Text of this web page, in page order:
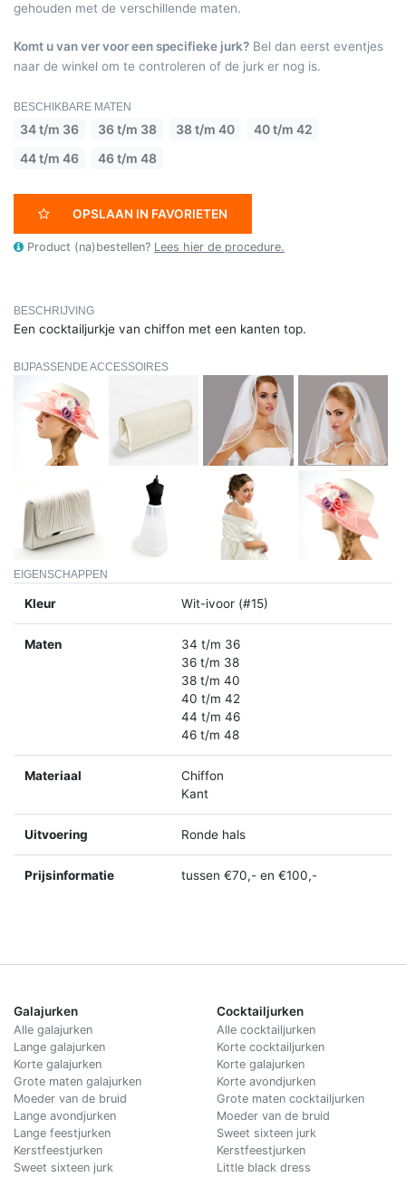
gehouden met de verschillende maten.
Komt u van ver voor een specifieke jurk? Bel dan eerst eventjes
naar de winkel om te controleren of de jurk er nog is.
BESCHIKBARE MATEN
34 t/m 36 36 t/m 38 38 t/m 40
40 t/m 42
44 t/m 46
46 t/m 48
OPSLAAN IN FAVORIETEN
Product (na)bestellen? Lees hier de procedure.
BESCHRIJVING
Een cocktailjurkje van chiffon met een kanten top.
BIJPASSENDE ACCESSOIRES
EIGENSCHAPPEN
Kleur Wit-ivoor (#15)
Maten
34 t/m 36
36 t/m 38
38 t/m 40
40 t/m 42
44 t/m 46
46 t/m 48
Materiaal
Chiffon
Kant
Uitvoering Ronde hals
Prijsinformatie tussen €70,- en €100,-
Galajurken
Alle galajurken
Lange galajurken
Korte galajurken
Grote maten galajurken
Moeder van de bruid
Lange avondjurken
Lange feestjurken
Kerstfeestjurken
Sweet sixteen jurk
Cocktailjurken
Alle cocktailjurken
Korte cocktailjurken
Korte galajurken
Korte avondjurken
Grote maten cocktailjurken
Moeder van de bruid
Sweet sixteen jurk
Kerstfeestjurken
Little black dress